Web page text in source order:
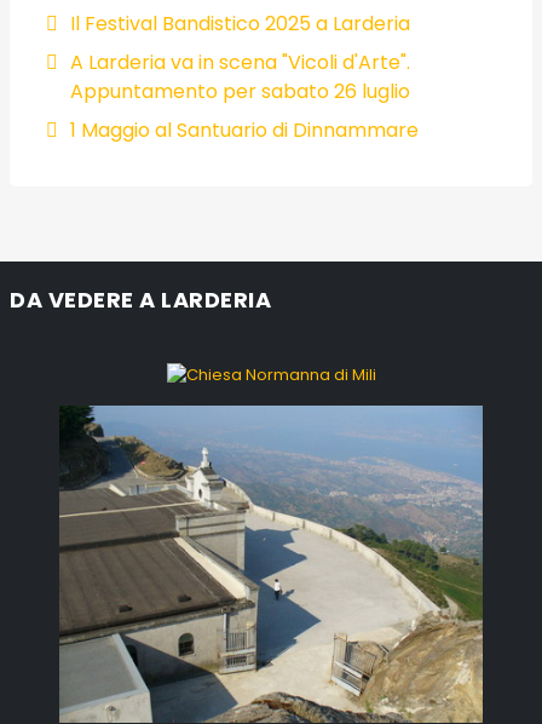
Il Festival Bandistico 2025 a Larderia
A Larderia va in scena "Vicoli d'Arte".
Appuntamento per sabato 26 luglio
1 Maggio al Santuario di Dinnammare
DA VEDERE A LARDERIA